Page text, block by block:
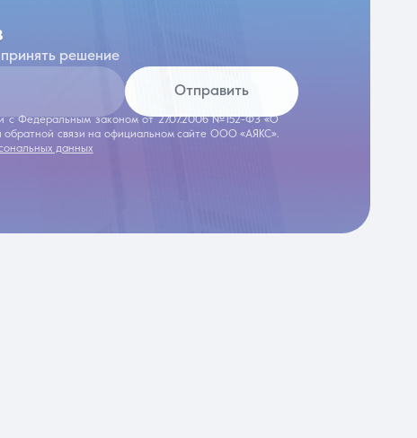
решение
Отправить
с Федеральным законом от 27.07.2006 №152-ФЗ «О
обратной связи на официальном сайте ООО «АЯКС».
данных